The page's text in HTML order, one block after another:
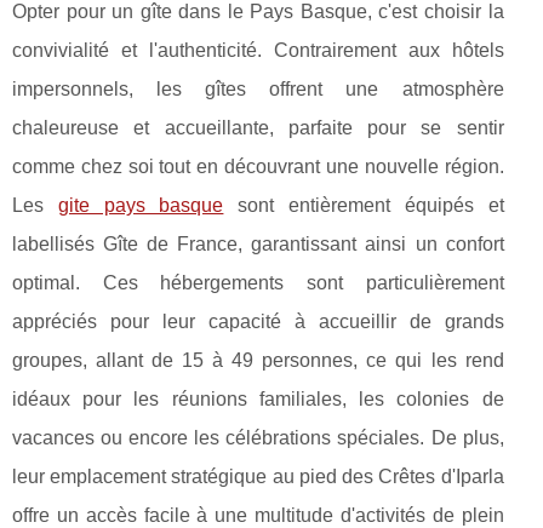
Opter pour un gîte dans le Pays Basque, c'est choisir la
convivialité et l'authenticité. Contrairement aux hôtels
impersonnels, les gîtes offrent une atmosphère
chaleureuse et accueillante, parfaite pour se sentir
comme chez soi tout en découvrant une nouvelle région.
Les gite pays basque sont entièrement équipés et
labellisés Gîte de France, garantissant ainsi un confort
optimal. Ces hébergements sont particulièrement
appréciés pour leur capacité à accueillir de grands
groupes, allant de 15 à 49 personnes, ce qui les rend
idéaux pour les réunions familiales, les colonies de
vacances ou encore les célébrations spéciales. De plus,
leur emplacement stratégique au pied des Crêtes d'Iparla
offre un accès facile à une multitude d'activités de plein